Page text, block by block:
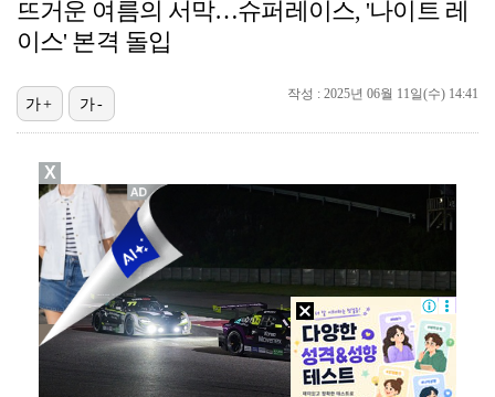
에스파, 고척돔 입성…공연 시작 40분 만에 첫 인사 …
'첫 승 도전' 장은수 "우승 의식하기보다 내 플레이에…
박지민 아나운서 "발리까지 갔는데…'피의 게임2' 출연…
"언론사 대표·국회의원도"…최연청, 판사 남편까지 화려…
한국 남자배구, 중국 3-0 완파하고 동아시아선수권 결…
'서명관·야고 연속골' 울산, 동해안 더비서 포항 제압…
뜨거운 여름의 서막…슈퍼레이스, '나이트 레
이스' 본격 돌입
작성 : 2025년 06월 11일(수) 14:41
가+ 가-
X